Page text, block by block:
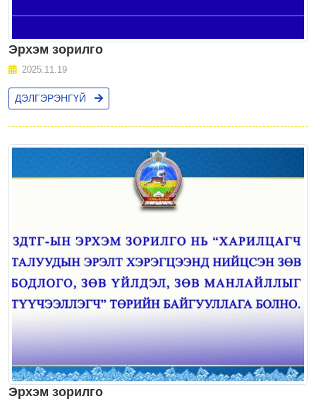
Эрхэм зорилго
2025.11.19
ДЭЛГЭРЭНГҮЙ
Эрхэм зорилго